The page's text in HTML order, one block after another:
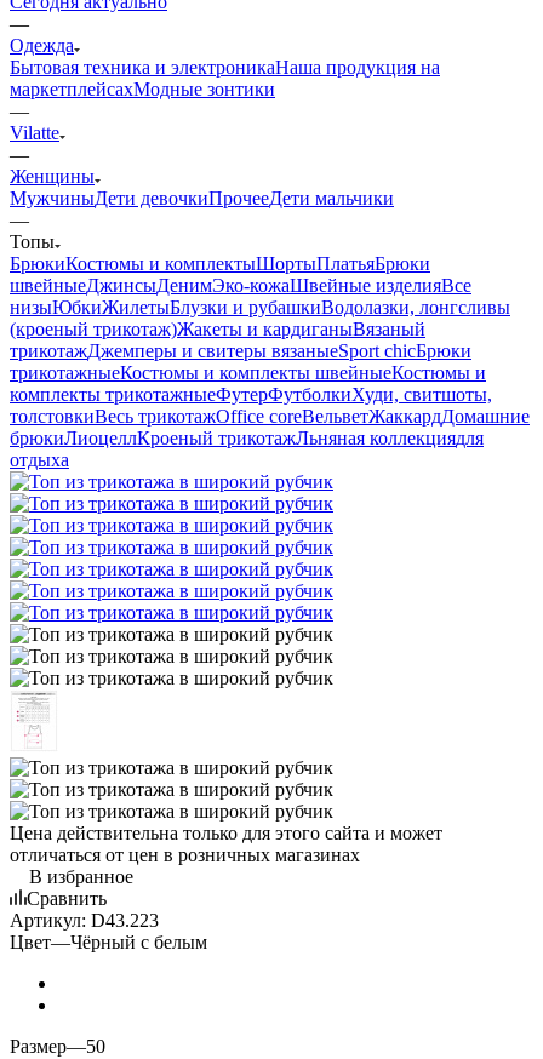
—
Одежда
Бытовая техника и электроникаНаша продукция на
маркетплейсахМодные зонтики
—
Vilatte
—
Женщины
МужчиныДети девочкиПрочееДети мальчики
—
Топы
БрюкиКостюмы и комплектыШортыПлатьяБрюки
швейныеДжинсыДенимЭко-кожаШвейные изделияВсе
низыЮбкиЖилетыБлузки и рубашкиВодолазки, лонгсливы
(кроеный трикотаж)Жакеты и кардиганыВязаный
трикотажДжемперы и свитеры вязаныеSport chicБрюки
трикотажныеКостюмы и комплекты швейныеКостюмы и
комплекты трикотажныеФутерФутболкиХуди, свитшоты,
толстовкиВесь трикотажOffice coreВельветЖаккардДомашние
брюкиЛиоцеллКроеный трикотажЛьняная коллекциядля
отдыха
Цена действительна только для этого сайта и может
отличаться от цен в розничных магазинах
В избранное
Сравнить
Артикул: D43.223
Цвет—Чёрный с белым
Размер—50